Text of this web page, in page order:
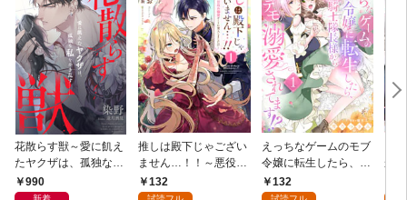
花散らす獣～愛に飢え
たヤクザは、孤独な私
をかき乱す～
990
推しは殿下じゃござい
ません…！！～悪役令
嬢、甘攻め溺愛ルート
に突入しました！？～
132
えっちなゲームのモブ
令嬢に転生したら、絶
倫騎士隊長様からトン
デモ溺愛されてま
132
か
了